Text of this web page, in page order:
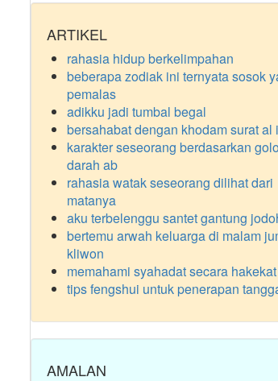
ARTIKEL
rahasia hidup berkelimpahan
beberapa zodiak ini ternyata sosok
pemalas
adikku jadi tumbal begal
bersahabat dengan khodam surat al
karakter seseorang berdasarkan
darah ab
rahasia watak seseorang dilihat dari
matanya
aku terbelenggu santet gantung
bertemu arwah keluarga di malam
kliwon
memahami syahadat secara hakekat
tips fengshui untuk penerapan
AMALAN